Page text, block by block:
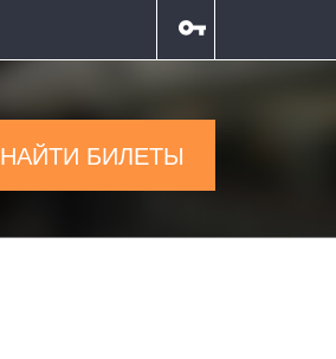
НАЙТИ БИЛЕТЫ